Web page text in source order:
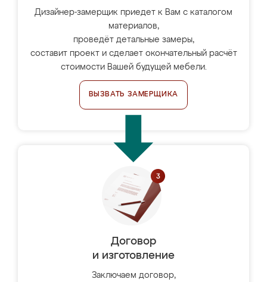
Дизайнер-замерщик приедет к Вам с каталогом
материалов,
проведёт детальные замеры,
составит проект и сделает окончательный расчёт
стоимости Вашей будущей мебели.
ВЫЗВАТЬ ЗАМЕРЩИКА
Договор
и изготовление
Заключаем договор,